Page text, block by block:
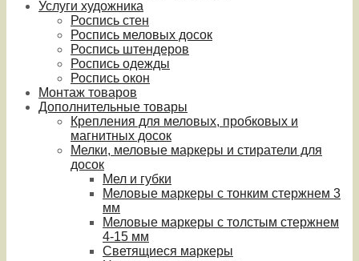
Услуги художника
Роспись стен
Роспись меловых досок
Роспись штендеров
Роспись одежды
Роспись окон
Монтаж товаров
Дополнительные товары
Крепления для меловых, пробковых и
магнитных досок
Мелки, меловые маркеры и стиратели для
досок
Мел и губки
Меловые маркеры с тонким стержнем 3
мм
Меловые маркеры с толстым стержнем
4-15 мм
Светящиеся маркеры